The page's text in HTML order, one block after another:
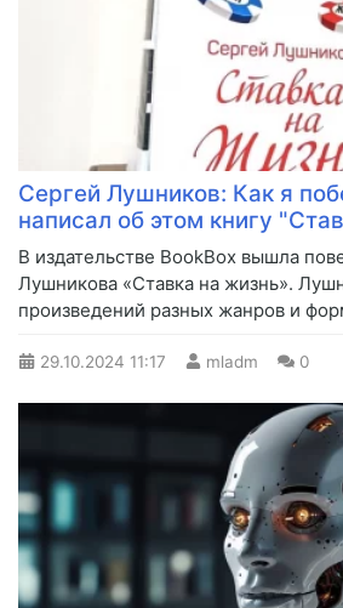
Сергей Лушников: Как я
написал об этом книгу
В издательстве BookBox вышла
Лушникова «Ставка на жизнь».
произведений разных жанров и
29.10.2024 11:17 mladm 0